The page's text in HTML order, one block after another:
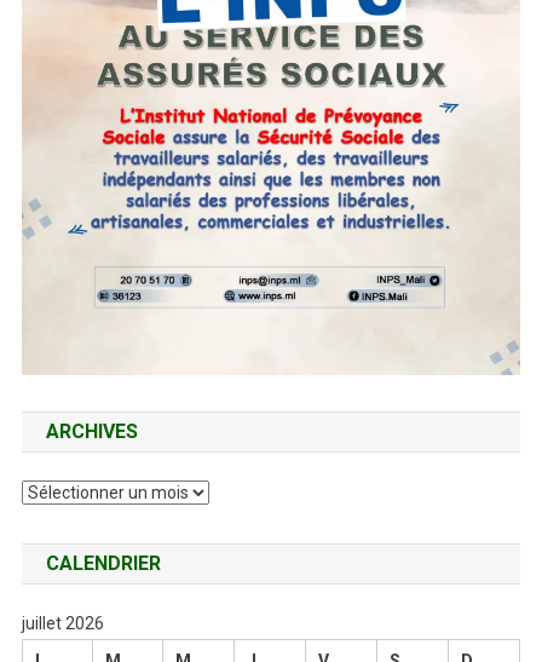
ARCHIVES
Archives
CALENDRIER
juillet 2026